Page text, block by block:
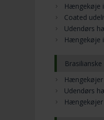
Hængekøje
Coated
Udendørs
Hængekøje
Udendørs